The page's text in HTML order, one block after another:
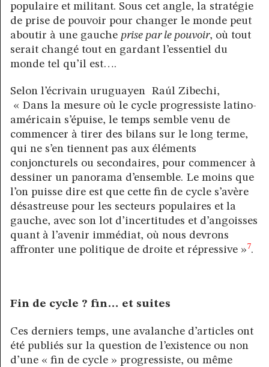
populaire et militant. Sous cet angle, la stratégie
de prise de pouvoir pour changer le monde peut
aboutir à une gauche prise par le pouvoir, où tout
serait changé tout en gardant l’essentiel du
monde tel qu’il est….
Selon l’écrivain uruguayen Raúl Zibechi,
« Dans la mesure où le cycle progressiste latino-
américain s’épuise, le temps semble venu de
commencer à tirer des bilans sur le long terme,
qui ne s’en tiennent pas aux éléments
conjoncturels ou secondaires, pour commencer à
dessiner un panorama d’ensemble. Le moins que
l’on puisse dire est que cette fin de cycle s’avère
désastreuse pour les secteurs populaires et la
gauche, avec son lot d’incertitudes et d’angoisses
quant à l’avenir immédiat, où nous devrons
affronter une politique de droite et répressive »7.
Fin de cycle ? fin… et suites
Ces derniers temps, une avalanche d’articles ont
été publiés sur la question de l’existence ou non
d’une « fin de cycle » progressiste, ou même